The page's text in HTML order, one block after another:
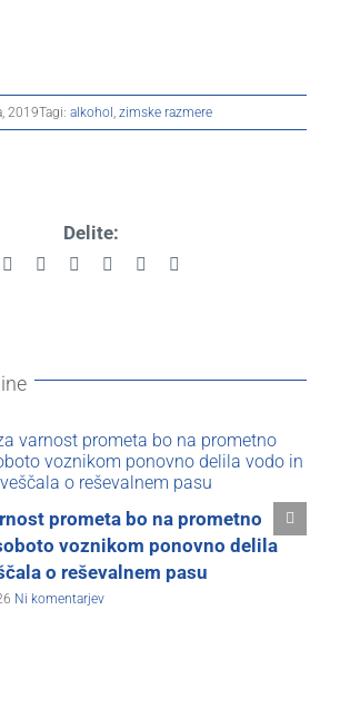
2019Tagi: alkohol , zimske razmere
Delite:
Facebook Reddit LinkedInPinterest
prometa bo na prometno
voznikom ponovno delila
o reševalnem pasu
Ni komentarjev